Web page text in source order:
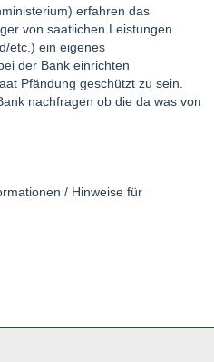
erfahren das
von saatlichen Leistungen
etc.) ein eigenes
der Bank einrichten
Pfändung geschützt zu sein.
nachfragen ob die da was von
/ Hinweise für